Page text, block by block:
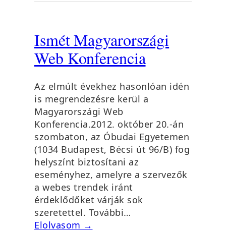
Ismét Magyarországi
Web Konferencia
Az elmúlt évekhez hasonlóan idén
is megrendezésre kerül a
Magyarországi Web
Konferencia.2012. október 20.-án
szombaton, az Óbudai Egyetemen
(1034 Budapest, Bécsi út 96/B) fog
helyszínt biztosítani az
eseményhez, amelyre a szervezők
a webes trendek iránt
érdeklődőket várják sok
szeretettel. További…
Elolvasom →